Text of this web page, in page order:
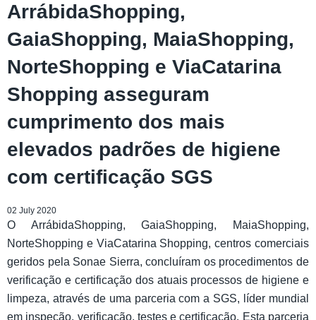
ArrábidaShopping,
GaiaShopping, MaiaShopping,
NorteShopping e ViaCatarina
Shopping asseguram
cumprimento dos mais
elevados padrões de higiene
com certificação SGS
02 July 2020
O ArrábidaShopping, GaiaShopping, MaiaShopping,
NorteShopping e ViaCatarina Shopping, centros comerciais
geridos pela Sonae Sierra, concluíram os procedimentos de
verificação e certificação dos atuais processos de higiene e
limpeza, através de uma parceria com a SGS, líder mundial
em inspeção, verificação, testes e certificação. Esta parceria